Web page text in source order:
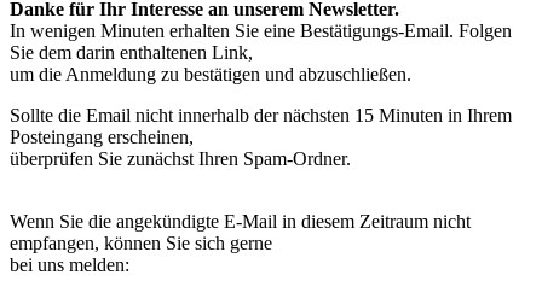
Danke für Ihr Interesse an unserem Newsletter.
In wenigen Minuten erhalten Sie eine Bestätigungs-Email. Folgen
Sie dem darin enthaltenen Link,
um die Anmeldung zu bestätigen und abzuschließen.
Sollte die Email nicht innerhalb der nächsten 15 Minuten in Ihrem
Posteingang erscheinen,
überprüfen Sie zunächst Ihren Spam-Ordner.
Wenn Sie die angekündigte E-Mail in diesem Zeitraum nicht
empfangen, können Sie sich gerne
bei uns melden: